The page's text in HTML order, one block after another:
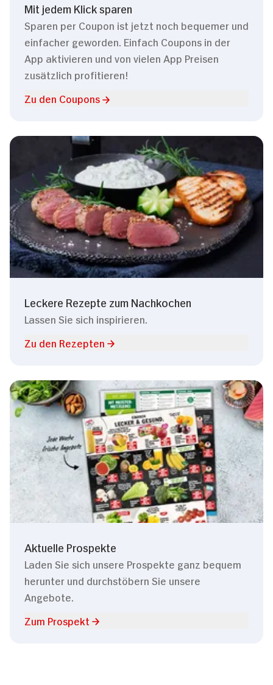
Mit jedem Klick sparen
Sparen per Coupon ist jetzt noch bequemer und
einfacher geworden. Einfach Coupons in der
App aktivieren und von vielen App Preisen
zusätzlich profitieren!
Zu den Coupons
Leckere Rezepte zum Nachkochen
Lassen Sie sich inspirieren.
Zu den Rezepten
Aktuelle Prospekte
Laden Sie sich unsere Prospekte ganz bequem
herunter und durchstöbern Sie unsere
Angebote.
Zum Prospekt